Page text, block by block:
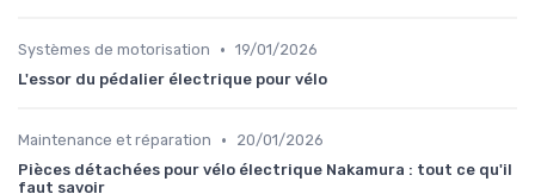
Systèmes de motorisation • 19/01/2026
L'essor du pédalier électrique pour vélo
Maintenance et réparation •
20/01/2026
Pièces détachées pour vélo électrique Nakamura : tout ce qu'il
faut savoir